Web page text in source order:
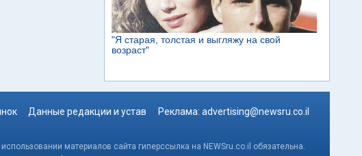
Данные редакции и устав Реклама: advertising@newsru.co.il
материалов сайта гиперссылка на NEWSru.co.il обязательна.